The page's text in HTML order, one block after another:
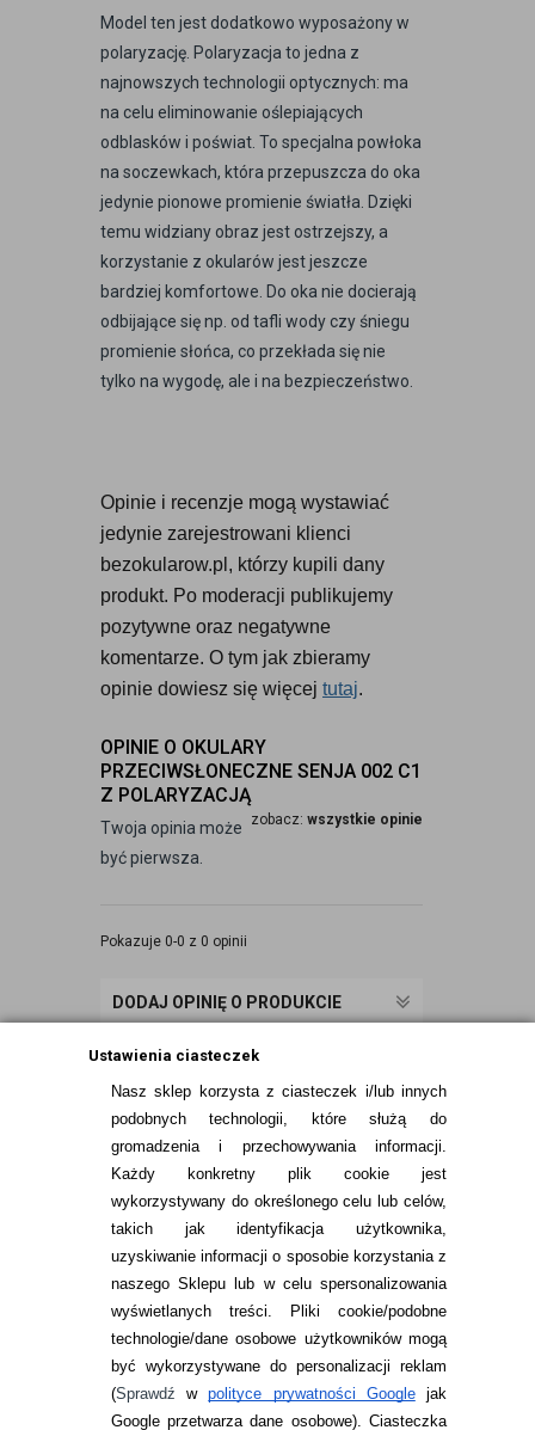
Ustawienia ciasteczek
Nasz sklep korzysta z ciasteczek i/lub innych
podobnych technologii, które służą do
gromadzenia i przechowywania informacji.
Każdy konkretny plik cookie jest
wykorzystywany do określonego celu lub celów,
takich jak identyfikacja użytkownika,
uzyskiwanie informacji o sposobie korzystania z
naszego Sklepu lub w celu spersonalizowania
wyświetlanych treści.
Pliki cookie/podobne
technologie/dane osobowe użytkowników mogą
być wykorzystywane do personalizacji reklam
(Sprawdźwpolityce prywatności Googlejak
Google przetwarza dane osobowe). Ciasteczka
Model ten jest dodatkowo wyposażony w
polaryzację. Polaryzacja to jedna z
najnowszych technologii optycznych: ma
na celu eliminowanie oślepiających
odblasków i poświat. To specjalna powłoka
na soczewkach, która przepuszcza do oka
jedynie pionowe promienie światła. Dzięki
temu widziany obraz jest ostrzejszy, a
korzystanie z okularów jest jeszcze
bardziej komfortowe. Do oka nie docierają
odbijające się np. od tafli wody czy śniegu
promienie słońca, co przekłada się nie
tylko na wygodę, ale i na bezpieczeństwo.
Opinie i recenzje mogą wystawiać
jedynie zarejestrowani klienci
bezokularow.pl, którzy kupili dany
produkt. Po moderacji publikujemy
pozytywne oraz negatywne
komentarze. O tym jak zbieramy
opinie dowiesz się więcej tutaj.
OPINIE O OKULARY
PRZECIWSŁONECZNE SENJA 002 C1
Z POLARYZACJĄ
zobacz: wszystkie opinie
Twoja opinia może
być pierwsza.
Pokazuje 0-0 z 0 opinii
DODAJ OPINIĘ O PRODUKCIE
INFORMACJE KONTAKTOWE
JAK ZAMAWIAĆ?
ZWROTY I REKLAMACJA